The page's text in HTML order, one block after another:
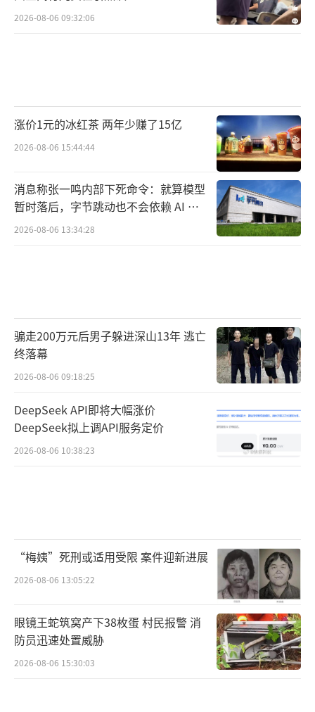
2026-08-06 09:32:06
涨价1元的冰红茶 两年少赚了15亿
2026-08-06 15:44:44
消息称张一鸣内部下死命令：就算模型
暂时落后，字节跳动也不会依赖 AI 蒸
馏技术
2026-08-06 13:34:28
骗走200万元后男子躲进深山13年 逃亡
终落幕
2026-08-06 09:18:25
DeepSeek API即将大幅涨价
DeepSeek拟上调API服务定价
2026-08-06 10:38:23
“梅姨”死刑或适用受限 案件迎新进展
2026-08-06 13:05:22
眼镜王蛇筑窝产下38枚蛋 村民报警 消
防员迅速处置威胁
2026-08-06 15:30:03